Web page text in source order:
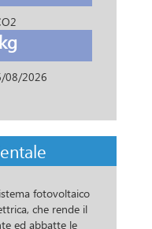
08/2026
fotovoltaico
che rende il
ed abbatte le